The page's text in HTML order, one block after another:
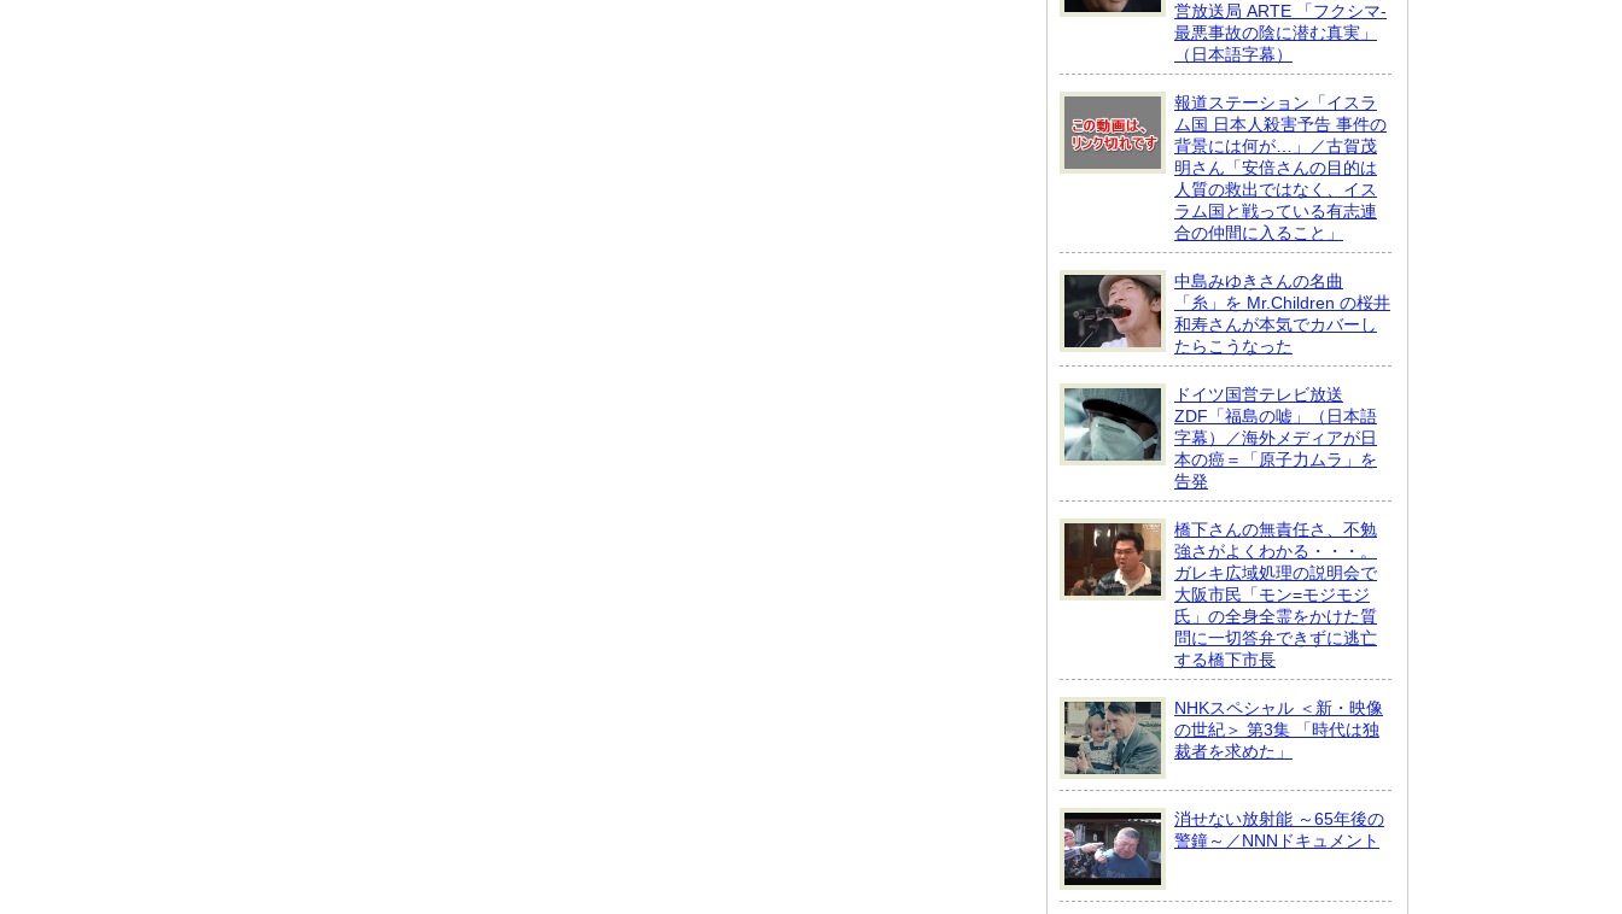
営放送局 ARTE 「フクシマ-
最悪事故の陰に潜む真実」
（日本語字幕）
報道ステーション「イスラ
ム国 日本人殺害予告 事件の
背景には何が…」／古賀茂
明さん「安倍さんの目的は
人質の救出ではなく、イス
ラム国と戦っている有志連
合の仲間に入ること」
中島みゆきさんの名曲
「糸」を Mr.Children の桜井
和寿さんが本気でカバーし
たらこうなった
ドイツ国営テレビ放送
ZDF「福島の嘘」（日本語
字幕）／海外メディアが日
本の癌＝「原子力ムラ」を
告発
橋下さんの無責任さ、不勉
強さがよくわかる・・・。
ガレキ広域処理の説明会で
大阪市民「モン=モジモジ
氏」の全身全霊をかけた質
問に一切答弁できずに逃亡
する橋下市長
NHKスペシャル ＜新・映像
の世紀＞ 第3集 「時代は独
裁者を求めた」
消せない放射能 ～65年後の
警鐘～／NNNドキュメント